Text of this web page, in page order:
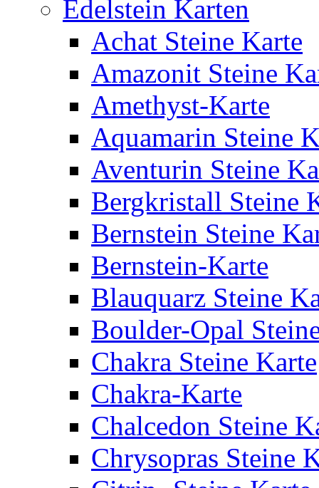
Edelstein Karten
Achat Steine Karte
Amazonit Steine
Amethyst-Karte
Aquamarin Steine
Aventurin Steine
Bergkristall Steine
Bernstein Steine
Bernstein-Karte
Blauquarz Steine
Boulder-Opal
Chakra Steine Karte
Chakra-Karte
Chalcedon Steine
Chrysopras Steine